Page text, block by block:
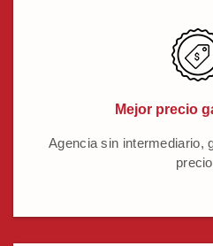
Mejor precio
Agencia sin intermediario,